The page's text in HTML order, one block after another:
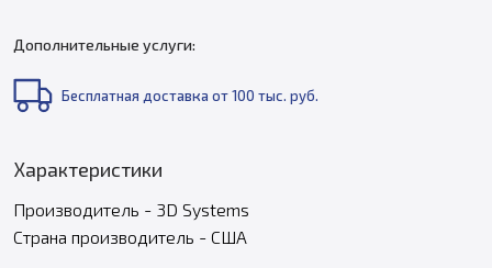
Дополнительные услуги:
Бесплатная доставка от 100 тыс. руб.
Характеристики
Производитель - 3D Systems
Страна производитель - США